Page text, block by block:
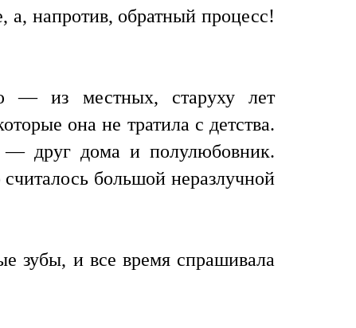
напротив, обратный процесс!
— из местных, старуху лет
она не тратила с детства.
— друг дома и полулюбовник.
большой неразлучной
зубы, и все время спрашивала